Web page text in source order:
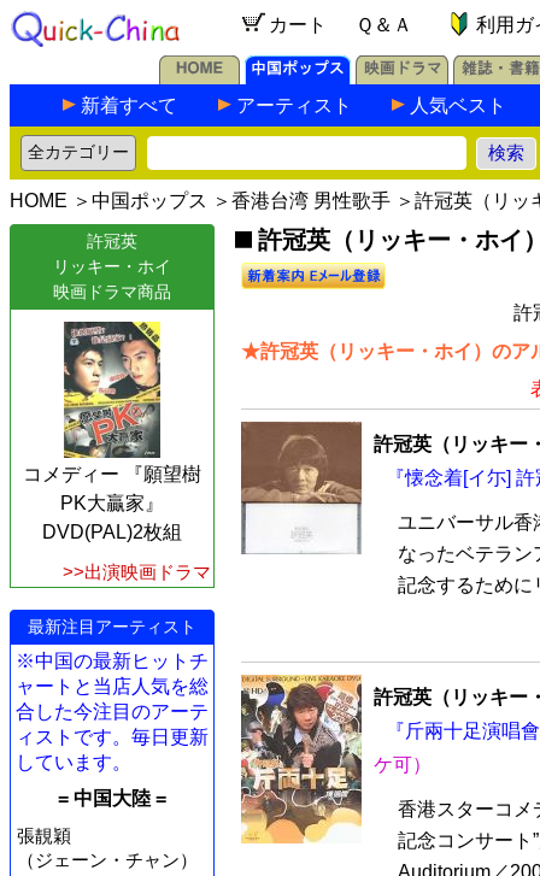
カート Ｑ＆Ａ 利用ガ
新着すべて アーティスト 人気ベスト
HOME ＞ 中国ポップス ＞ 香港台湾 男性歌手 ＞許冠英（リッ
許冠英
リッキー・ホイ
映画ドラマ商品
コメディー 『願望樹
PK大贏家』
DVD(PAL)2枚組
>>出演映画ドラマ
最新注目アーティスト
※中国の最新ヒットチ
ャートと当店人気を総
合した今注目のアーテ
ィストです。毎日更新
しています。
= 中国大陸 =
張靚穎
（ジェーン・チャン）
許冠英（リッキー・ホイ
許
★許冠英（リッキー・ホイ）のア
許冠英（リッキー
『懐念着[イ尓]
ユニバーサル香
なったベテラン
記念するために
許冠英（リッキー
『斤兩十足演唱
ケ可）
香港スターコメ
記念コンサート